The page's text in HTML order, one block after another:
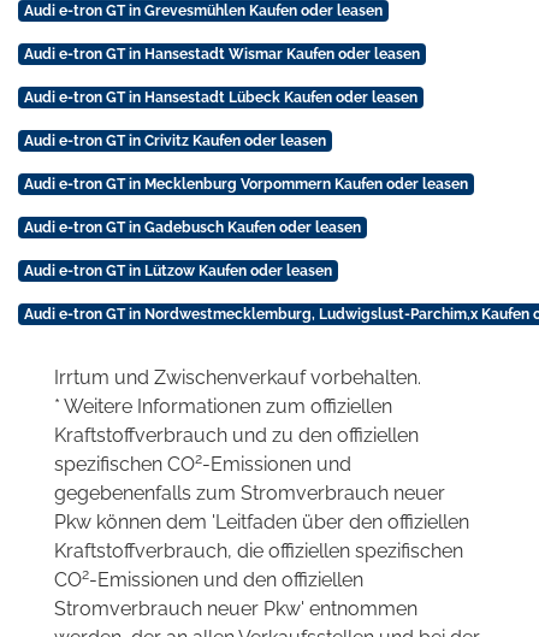
Audi e-tron GT in Grevesmühlen Kaufen oder leasen
Audi e-tron GT in Hansestadt Wismar Kaufen oder leasen
Audi e-tron GT in Hansestadt Lübeck Kaufen oder leasen
Audi e-tron GT in Crivitz Kaufen oder leasen
Audi e-tron GT in Mecklenburg Vorpommern Kaufen oder leasen
Audi e-tron GT in Gadebusch Kaufen oder leasen
Audi e-tron GT in Lützow Kaufen oder leasen
Audi e-tron GT in Nordwestmecklemburg, Ludwigslust-Parchim,x Kaufen
Irrtum und Zwischenverkauf vorbehalten.
* Weitere Informationen zum offiziellen
Kraftstoffverbrauch und zu den offiziellen
spezifischen CO2-Emissionen und
gegebenenfalls zum Stromverbrauch neuer
Pkw können dem 'Leitfaden über den offiziellen
Kraftstoffverbrauch, die offiziellen spezifischen
CO2-Emissionen und den offiziellen
Stromverbrauch neuer Pkw' entnommen